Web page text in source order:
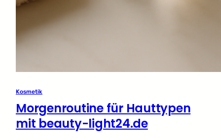
Kosmetik
Morgenroutine für Hauttypen
mit beauty-light24.de